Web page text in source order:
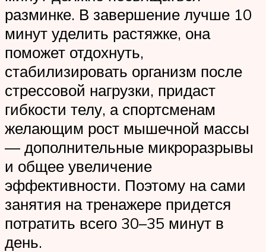
разминке. В завершение лучше 10
минут уделить растяжке, она
поможет отдохнуть,
стабилизировать организм после
стрессовой нагрузки, придаст
гибкости телу, а спортсменам
желающим рост мышечной массы
— дополнительные микроразрывы
и общее увеличение
эффективности. Поэтому на сами
занятия на тренажере придется
потратить всего 30–35 минут в
день.